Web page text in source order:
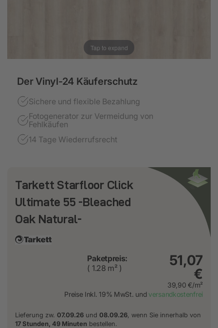
Tap to expand
Der Vinyl-24 Käuferschutz
Sichere und flexible Bezahlung
Fotogenerator zur Vermeidung von
Fehlkäufen
14 Tage Wiederrufsrecht
Tarkett Starfloor Click
Ultimate 55 -Bleached
Oak Natural-
51,07
€
39,90 €/m²
Paketpreis:
( 1.28 m² )
Preise Inkl. 19% MwSt. und versandkostenfrei
Lieferung zw. 07.09.26 und 08.09.26, wenn Sie innerhalb von
17 Stunden, 49 Minuten bestellen.